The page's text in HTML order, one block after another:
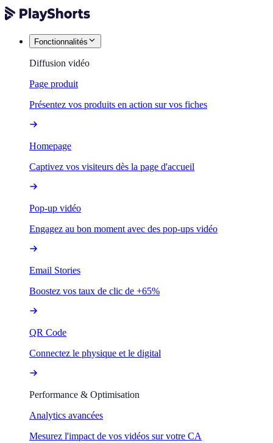
Fonctionnalités
Diffusion vidéo
Page produit
Présentez vos produits en action sur vos fiches
Homepage
Captivez vos visiteurs dès la page d'accueil
Pop-up vidéo
Engagez au bon moment avec des pop-ups vidéo
Email Stories
Boostez vos taux de clic de +65%
QR Code
Connectez le physique et le digital
Performance & Optimisation
Analytics avancées
Mesurez l'impact de vos vidéos sur votre CA